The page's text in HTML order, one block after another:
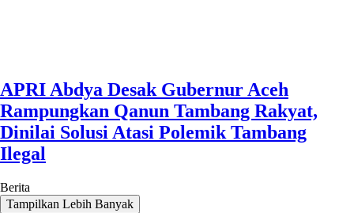
APRI Abdya Desak Gubernur Aceh
Rampungkan Qanun Tambang Rakyat,
Dinilai Solusi Atasi Polemik Tambang
Ilegal
Berita
Tampilkan Lebih Banyak